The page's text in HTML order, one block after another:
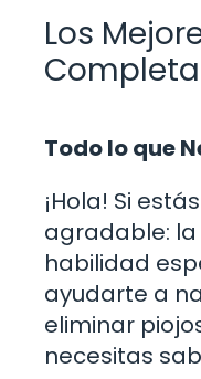
Los
Todo lo que
¡Hola! Si
agradable: la
habilidad
ayudarte a
eliminar
necesitas